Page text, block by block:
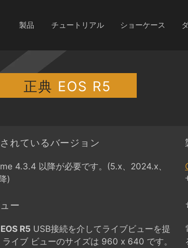
製品 チュートリアル ショーケース
正典 EOS R5
れているバージョン
4.3.4 以降が必要です。(5.x、2024.x、
)
ー
R5 USB接続を介してライブビューを提
ライブ ビューのサイズは 960 x 640 です。